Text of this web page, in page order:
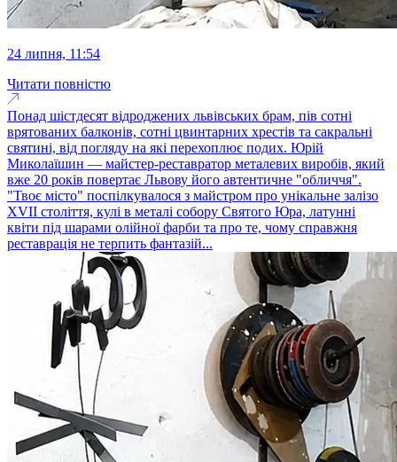
24 липня, 11:54
Читати повністю
Понад шістдесят відроджених львівських брам, пів сотні
врятованих балконів, сотні цвинтарних хрестів та сакральні
святині, від погляду на які перехоплює подих. Юрій
Миколаїшин — майстер-реставратор металевих виробів, який
вже 20 років повертає Львову його автентичне "обличчя".
"Твоє місто" поспілкувалося з майстром про унікальне залізо
XVII століття, кулі в металі собору Святого Юра, латунні
квіти під шарами олійної фарби та про те, чому справжня
реставрація не терпить фантазій...